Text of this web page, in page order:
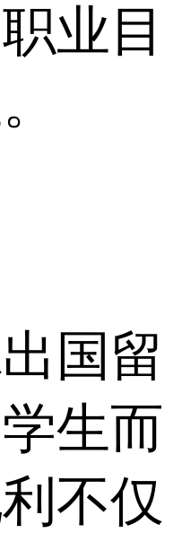
业目
国留
生而
不仅